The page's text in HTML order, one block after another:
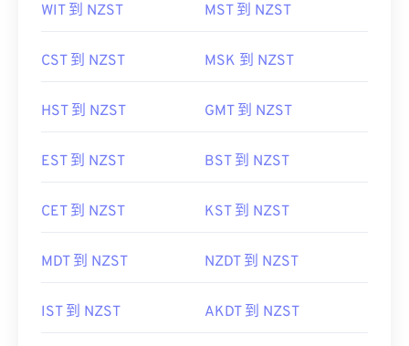
WIT 到 NZST MST 到 NZST
CST 到 NZST MSK 到 NZST
HST 到 NZST GMT 到 NZST
EST 到 NZST BST 到 NZST
CET 到 NZST KST 到 NZST
MDT 到 NZST NZDT 到 NZST
IST 到 NZST AKDT 到 NZST